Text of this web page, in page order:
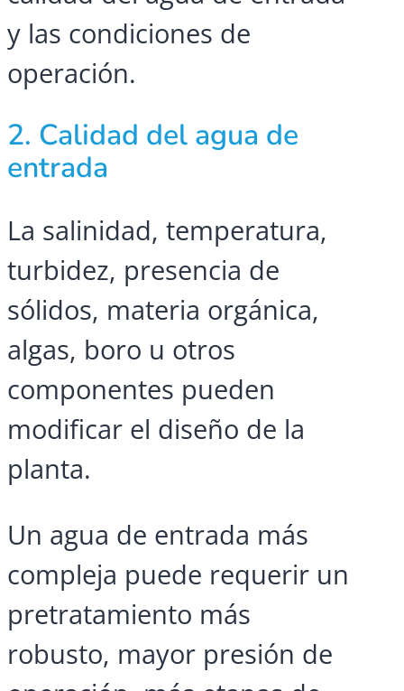
y las condiciones de
operación.
2. Calidad del agua de
entrada
La salinidad, temperatura,
turbidez, presencia de
sólidos, materia orgánica,
algas, boro u otros
componentes pueden
modificar el diseño de la
planta.
Un agua de entrada más
compleja puede requerir un
pretratamiento más
robusto, mayor presión de